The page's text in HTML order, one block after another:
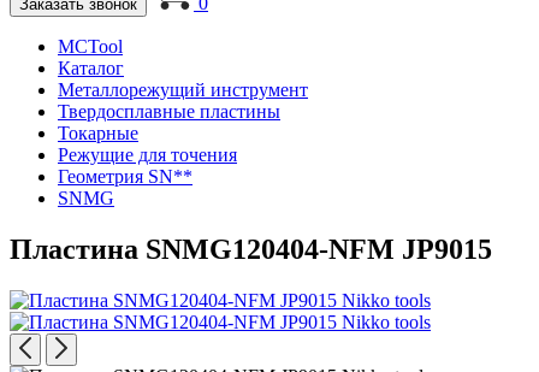
Заказать звонок
MCTool
Каталог
Металлорежущий инструмент
Твердосплавные пластины
Токарные
Режущие для точения
Геометрия SN**
SNMG
Пластина SNMG120404-NFM JP9015